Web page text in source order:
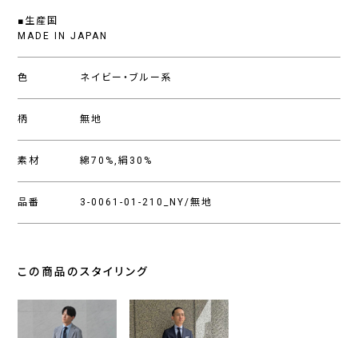
■生産国
MADE IN JAPAN
色 ネイビー・ブルー系
柄 無地
素材 綿70%,絹30%
品番 3-0061-01-210_NY/無地
この商品のスタイリング